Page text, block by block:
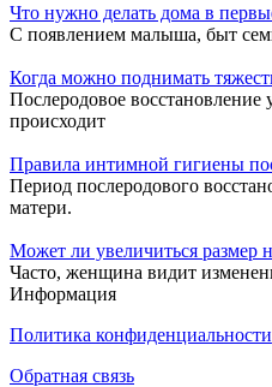
Что нужно делать дома в
С появлением малыша, быт
Когда можно поднимать
Послеродовое
происходит
Правила интимной гигиены
Период послеродового
матери.
Может ли увеличиться размер
Часто, женщина видит
Информация
Политика конфиденциальности
Обратная связь